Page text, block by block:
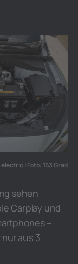
| Foto: 163 Grad
sehen
Carplay und
–
aus 3